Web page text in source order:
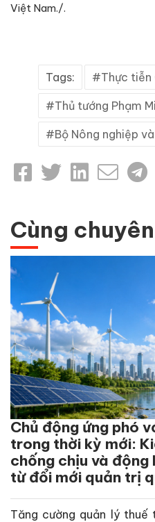
Việt Nam./.
Tags: Thực tiễn
Thủ tướng Phạm
Bộ Nông nghiệp
Cùng
Chủ động ứng phó
trong thời kỳ mới:
chống chịu và
từ đổi mới quản trị
Tăng cường quản lý